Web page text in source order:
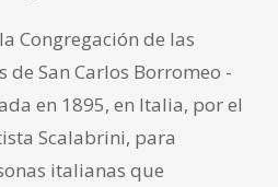
Congregación de las
San Carlos Borromeo -
en 1895, en Italia, por el
Scalabrini, para
italianas que